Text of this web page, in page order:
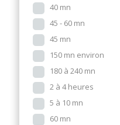
40 mn
45 - 60 mn
45 mn
150 mn environ
180 à 240 mn
2 à 4 heures
5 à 10 mn
60 mn